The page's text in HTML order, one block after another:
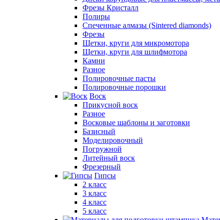
Фрезы Кристалл
Полиры
Спеченные алмазы (Sintered diamonds)
Фрезы
Щетки, круги для микромотора
Щетки, круги для шлифмотора
Камни
Разное
Полировочные пасты
Полировочные порошки
Воск
Прикусной воск
Разное
Восковые шаблоны и заготовки
Базисный
Моделировочный
Погружной
Литейный воск
Фрезерный
Гипсы
2 класс
3 класс
4 класс
5 класс